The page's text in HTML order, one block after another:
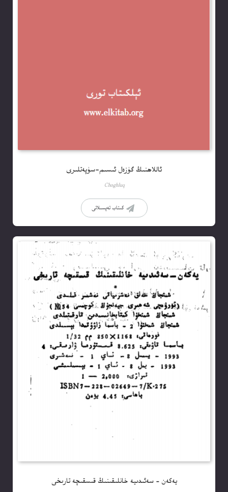
ئاللاھنىڭ گۈزەل ئىسىم-سۈپەتلىرى
Choghluq
كىتاب تەپسىلاتى
يەكەن – سەئىدىيە خانلىقىنىڭ قىسقىچە تارىخى